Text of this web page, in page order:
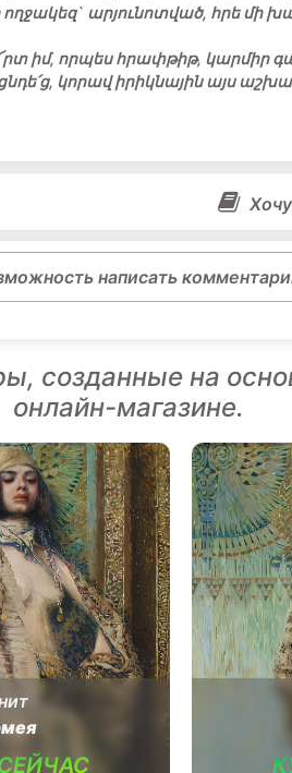
արյունոտված, հրե մի
իմ, որպես հրափթիթ, կարմիր
կորավ իրիկնային այս
написать
созданные на
онлайн-магазине.